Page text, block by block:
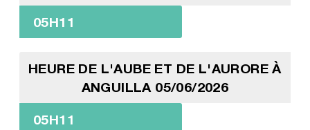
05H11
HEURE DE L'AUBE ET DE L'AURORE À
ANGUILLA 05/06/2026
05H11